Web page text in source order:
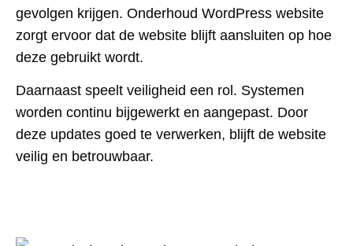
gevolgen krijgen. Onderhoud WordPress website
zorgt ervoor dat de website blijft aansluiten op hoe
deze gebruikt wordt.
Daarnaast speelt veiligheid een rol. Systemen
worden continu bijgewerkt en aangepast. Door
deze updates goed te verwerken, blijft de website
veilig en betrouwbaar.